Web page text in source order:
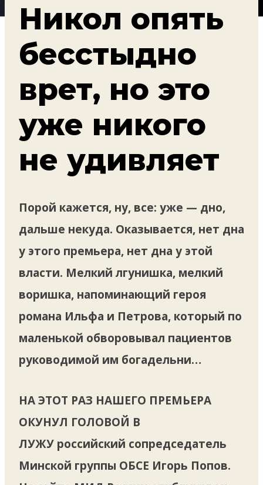
Никол опять
бесстыдно
врет, но это
уже никого
не удивляет
Порой кажется, ну, все: уже — дно,
дальше некуда. Оказывается, нет дна
у этого премьера, нет дна у этой
власти. Мелкий лгунишка, мелкий
воришка, напоминающий героя
романа Ильфа и Петрова, который по
маленькой обворовывал пациентов
руководимой им богадельни…
НА ЭТОТ РАЗ НАШЕГО ПРЕМЬЕРА
ОКУНУЛ ГОЛОВОЙ В
ЛУЖУ российский сопредседатель
Минской группы ОБСЕ Игорь Попов.